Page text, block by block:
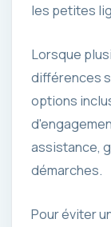
les petites
Lorsque
différences
options
assistance,
démarches.
Pour éviter